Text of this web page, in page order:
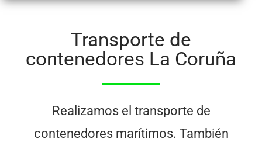
Transporte de
contenedores La Coruña
Realizamos el transporte de
contenedores marítimos. También